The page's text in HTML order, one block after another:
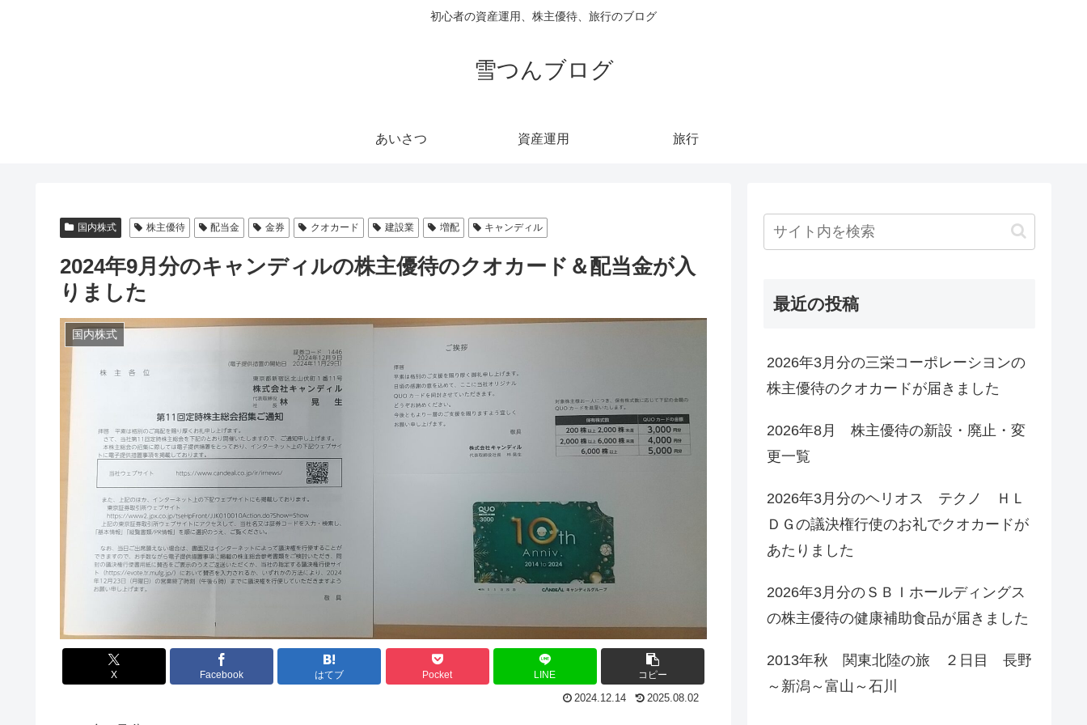
初心者の資産運用、株主優待、旅行のブログ
雪つんブログ
あいさつ 資産運用 旅行
国内株式 株主優待 配当金 金券 クオカード 建設業 増配 キャンディル
2024年9月分のキャンディルの株主優待のクオカード＆配当金が入
りました
国内株式
X Facebook はてブ Pocket LINE コピー
2024.12.14 2025.08.02
最近の投稿
2026年3月分の三栄コーポレーシヨンの
株主優待のクオカードが届きました
2026年8月 株主優待の新設・廃止・変
更一覧
2026年3月分のヘリオス テクノ ＨＬ
ＤＧの議決権行使のお礼でクオカードが
あたりました
2026年3月分のＳＢＩホールディングス
の株主優待の健康補助食品が届きました
2013年秋 関東北陸の旅 ２日目 長野
～新潟～富山～石川